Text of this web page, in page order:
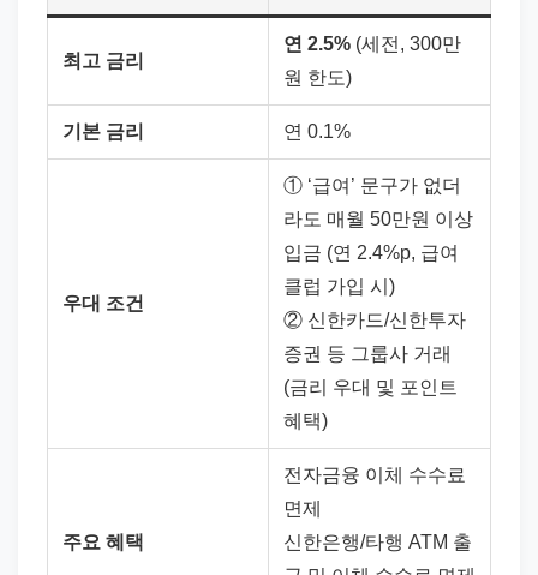
최고 금리
연 2.5% (세전, 300만
원 한도)
기본 금리 연 0.1%
우대 조건
① ‘급여’ 문구가 없더
라도 매월 50만원 이상
입금 (연 2.4%p, 급여
클럽 가입 시)
② 신한카드/신한투자
증권 등 그룹사 거래
(금리 우대 및 포인트
혜택)
주요 혜택
전자금융 이체 수수료
면제
신한은행/타행 ATM 출